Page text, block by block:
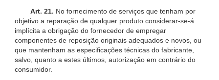
Art. 21. No fornecimento de serviços que tenham por
objetivo a reparação de qualquer produto considerar-se-á
implícita a obrigação do fornecedor de empregar
componentes de reposição originais adequados e novos, ou
que mantenham as especificações técnicas do fabricante,
salvo, quanto a estes últimos, autorização em contrário do
consumidor.